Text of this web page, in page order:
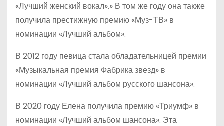
«Лучший женский вокал».» В том же году она также
получила престижную премию «Муз-ТВ» в
номинации «Лучший альбом».
В 2012 году певица стала обладательницей премии
«Музыкальная премия Фабрика звезд» в
номинации «Лучший альбом русского шансона».
В 2020 году Елена получила премию «Триумф» в
номинации «Лучший альбом шансона». Эта